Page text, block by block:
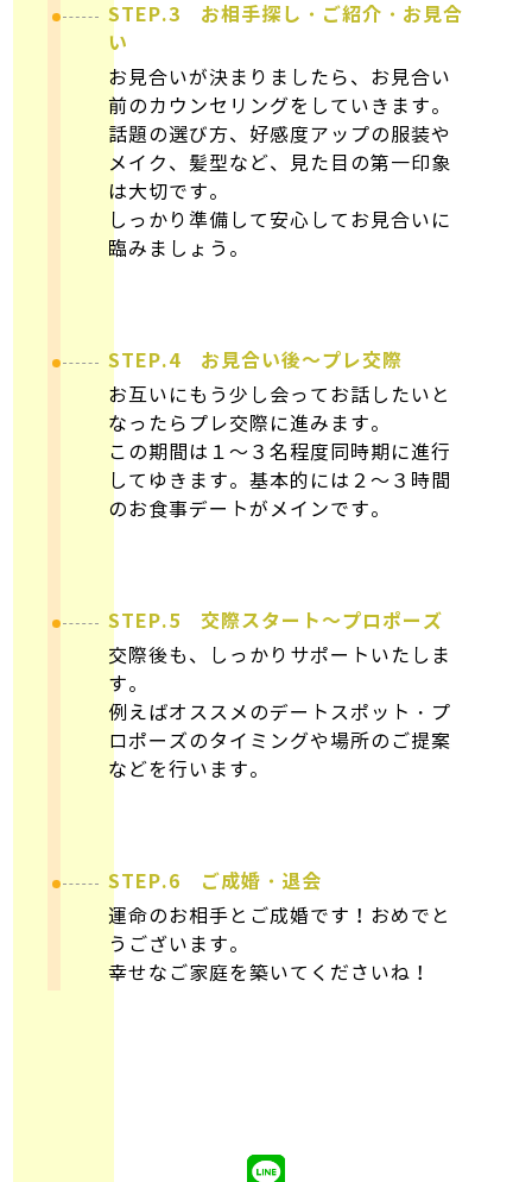
STEP.3 お相手探し・ご紹介・お見合
い
お見合いが決まりましたら、お見合い
前のカウンセリングをしていきます。
話題の選び方、好感度アップの服装や
メイク、髪型など、見た目の第一印象
は大切です。
しっかり準備して安心してお見合いに
臨みましょう。
STEP.4 お見合い後～プレ交際
お互いにもう少し会ってお話したいと
なったらプレ交際に進みます。
この期間は１～３名程度同時期に進行
してゆきます。基本的には２～３時間
のお食事デートがメインです。
STEP.5 交際スタート～プロポーズ
交際後も、しっかりサポートいたしま
す。
例えばオススメのデートスポット・プ
ロポーズのタイミングや場所のご提案
などを行います。
STEP.6 ご成婚・退会
運命のお相手とご成婚です！おめでと
うございます。
幸せなご家庭を築いてくださいね！
愛西市で女性カウンセラーによる安心の結婚相談所ならオンライン相
談可能な「婚活サロン Miel」へ